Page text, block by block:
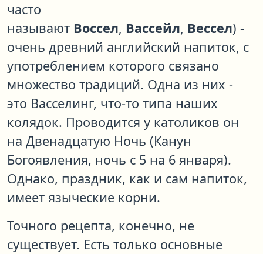
часто
называют Воссел, Вассейл, Вессел) -
очень древний английский напиток, с
употреблением которого связано
множество традиций. Одна из них -
это Васселинг, что-то типа наших
колядок. Проводится у католиков он
на Двенадцатую Ночь (Канун
Богоявления, ночь с 5 на 6 января).
Однако, праздник, как и сам напиток,
имеет языческие корни.
Точного рецепта, конечно, не
существует. Есть только основные